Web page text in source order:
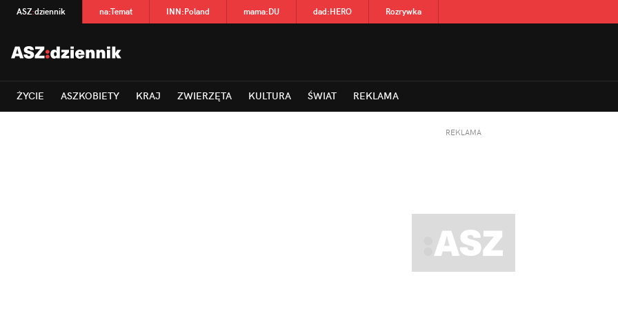
ASZ:dziennik na:Temat INN:Poland mama:DU dad:HERO Rozrywka
ŻYCIE ASZKOBIETY KRAJ ZWIERZĘTA KULTURA ŚWIAT REKLAMA
REKLAMA